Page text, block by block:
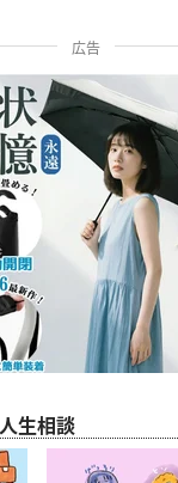
広告
生相談